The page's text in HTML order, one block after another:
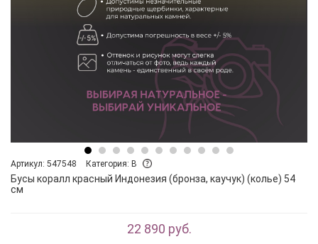
Артикул: 547548 Категория: B
Бусы коралл красный Индонезия (бронза, каучук) (колье) 54
см
22 890 руб.